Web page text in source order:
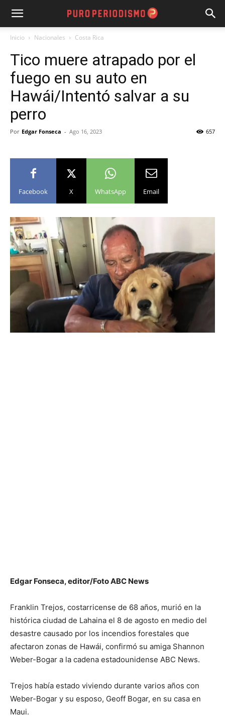
Inicio Nacionales Costa Rica
Tico muere atrapado por el
fuego en su auto en
Hawái/Intentó salvar a su
perro
Por Edgar Fonseca - Ago 16, 2023 657
Facebook X WhatsApp Email
Edgar Fonseca, editor/Foto ABC News
Franklin Trejos, costarricense de 68 años, murió en la
histórica ciudad de Lahaina el 8 de agosto en medio del
desastre causado por los incendios forestales que
afectaron zonas de Hawái, confirmó su amiga Shannon
Weber-Bogar a la cadena estadounidense ABC News.
Trejos había estado viviendo durante varios años con
Weber-Bogar y su esposo, Geoff Bogar, en su casa en
Maui.